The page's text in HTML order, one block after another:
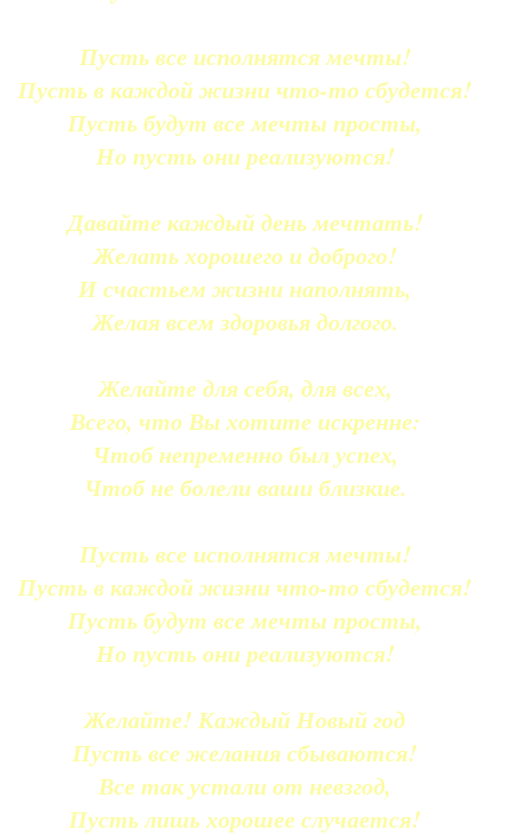
Пусть все исполнятся мечты!
Пусть в каждой жизни что-то сбудется!
Пусть будут все мечты просты,
Но пусть они реализуются!
Давайте каждый день мечтать!
Желать хорошего и доброго!
И счастьем жизни наполнять,
Желая всем здоровья долгого.
Желайте для себя, для всех,
Всего, что Вы хотите искренне:
Чтоб непременно был успех,
Чтоб не болели ваши близкие.
Пусть все исполнятся мечты!
Пусть в каждой жизни что-то сбудется!
Пусть будут все мечты просты,
Но пусть они реализуются!
Желайте! Каждый Новый год
Пусть все желания сбываются!
Все так устали от невзгод,
Пусть лишь хорошее случается!